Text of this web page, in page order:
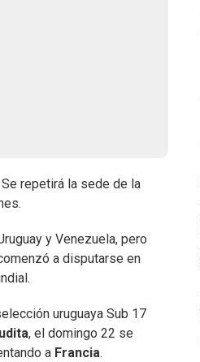
repetirá la sede de la
y Venezuela, pero
a disputarse en
uruguaya Sub 17
, el domingo 22 se
a Francia.